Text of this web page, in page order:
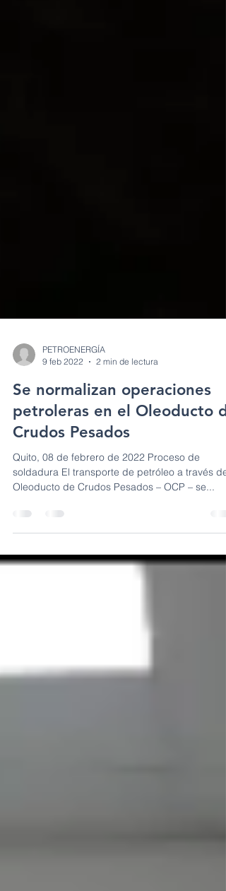
9 feb 2022
2 min de lectura
Se normalizan operaciones
petroleras en el Oleoducto
Crudos Pesados
Quito, 08 de febrero de 2022 Proceso de
Oleoducto de Crudos Pesados – OCP – se...